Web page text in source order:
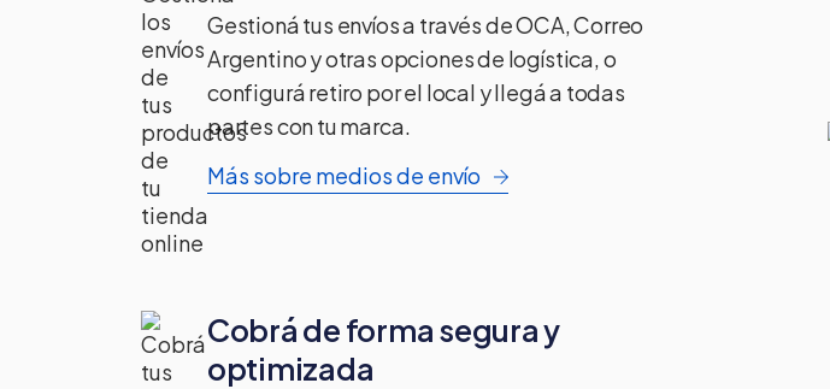
Gestioná tus envíos a través de OCA, Correo
Argentino y otras opciones de logística, o
configurá retiro por el local y llegá a todas
partes con tu marca.
Más sobre medios de envío
Cobrá de forma segura y
optimizada